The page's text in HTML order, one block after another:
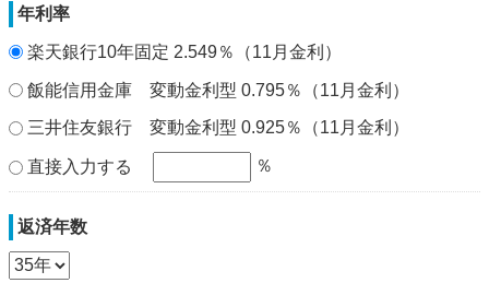
年利率
楽天銀行10年固定 2.549％（11月金利）
飯能信用金庫 変動金利型 0.795％（11月金利）
三井住友銀行 変動金利型 0.925％（11月金利）
直接入力する ％
返済年数